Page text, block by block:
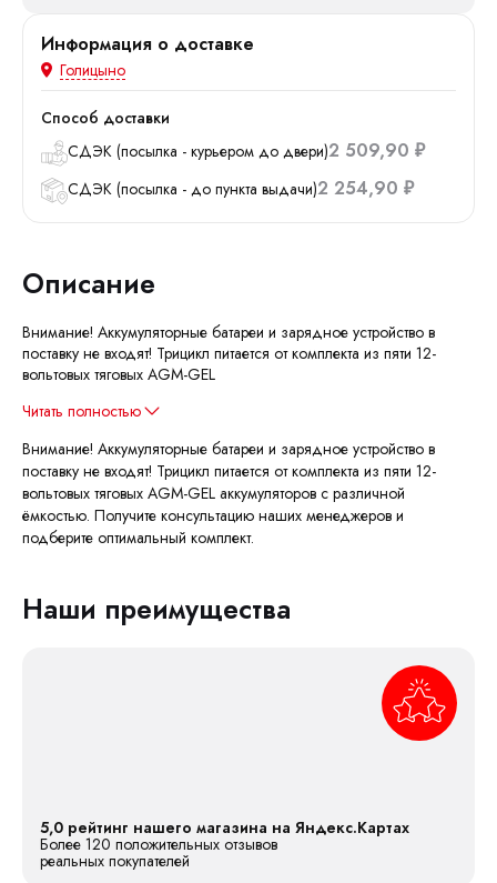
Информация о доставке
Голицыно
Способ доставки
СДЭК (посылка - курьером до двери)2 509,90 ₽
СДЭК (посылка - до пункта выдачи)2 254,90 ₽
Описание
Внимание! Аккумуляторные батареи и зарядное устройство в
поставку не входят! Трицикл питается от комплекта из пяти 12-
вольтовых тяговых AGM-GEL
Читать полностью
Внимание! Аккумуляторные батареи и зарядное устройство в
поставку не входят! Трицикл питается от комплекта из пяти 12-
вольтовых тяговых AGM-GEL аккумуляторов с различной
ёмкостью. Получите консультацию наших менеджеров и
подберите оптимальный комплект.
Наши преимущества
5,0 рейтинг нашего магазина на Яндекс.Картах
Более 120 положительных отзывов
реальных покупателей